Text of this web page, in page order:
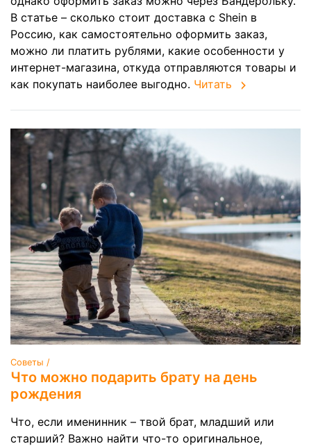
В статье – сколько стоит доставка с Shein в
Россию, как самостоятельно оформить заказ,
можно ли платить рублями, какие особенности у
интернет-магазина, откуда отправляются товары и
как покупать наиболее выгодно. Читать
Советы /
Что можно подарить брату на день
рождения
Что, если именинник – твой брат, младший или
старший? Важно найти что-то оригинальное,